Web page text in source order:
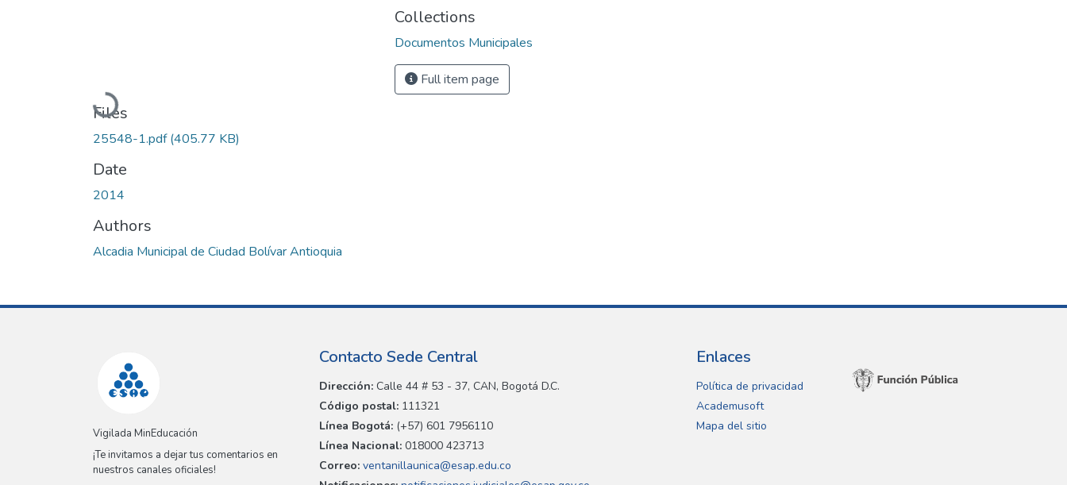
Loading...
Files
25548-1.pdf(405.77 KB)
Date
2014
Authors
Alcadia Municipal de Ciudad Bolívar Antioquia
Collections
Documentos Municipales
Full item page
Vigilada MinEducación
¡Te invitamos a dejar tus comentarios en
nuestros canales oficiales!
Contacto Sede Central
Dirección: Calle 44 # 53 - 37, CAN, Bogotá D.C.
Código postal: 111321
Línea Bogotá: (+57) 601 7956110
Línea Nacional: 018000 423713
Correo: ventanillaunica@esap.edu.co
Enlaces
Política de privacidad
Academusoft
Mapa del sitio